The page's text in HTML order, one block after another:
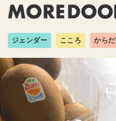
ジェンダー こころ からだ